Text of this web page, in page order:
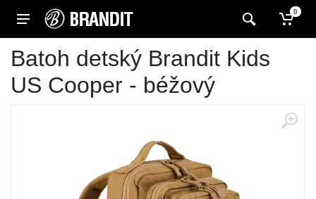
0
Batoh detský Brandit Kids
US Cooper - béžový